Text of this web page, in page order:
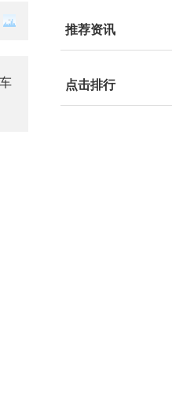
推荐资讯
点击排行